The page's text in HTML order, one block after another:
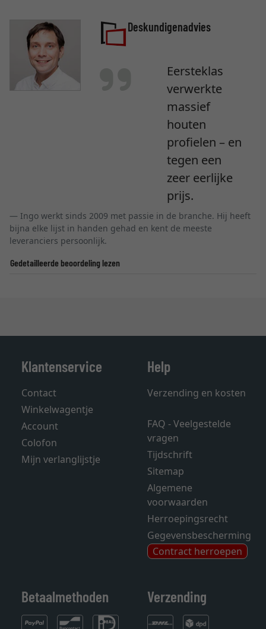
Deskundigenadvies
Eersteklas
verwerkte
massief
houten
profielen – en
tegen een
zeer eerlijke
prijs.
Ingo werkt sinds 2009 met passie in de branche. Hij heeft
bijna elke lijst in handen gehad en kent de meeste
leveranciers persoonlijk.
Gedetailleerde beoordeling lezen
Klantenservice
Contact
Winkelwagentje
Account
Colofon
Mijn verlanglijstje
Help
Verzending en kosten
FAQ - Veelgestelde
vragen
Tijdschrift
Sitemap
Algemene
voorwaarden
Herroepingsrecht
Gegevensbescherming
Contract herroepen
Betaalmethoden Verzending